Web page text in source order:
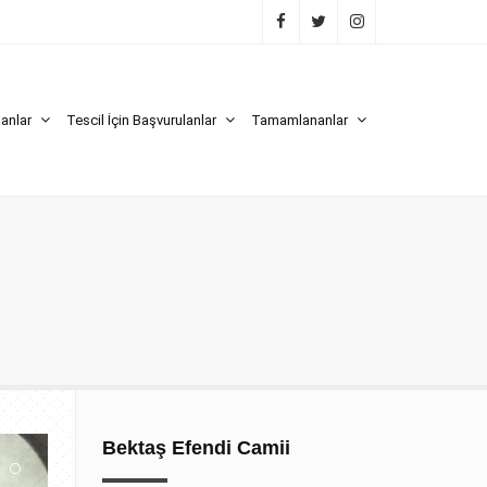
Tescil İçin Başvurulanlar Tamamlananlar
Bektaş Efendi Camii